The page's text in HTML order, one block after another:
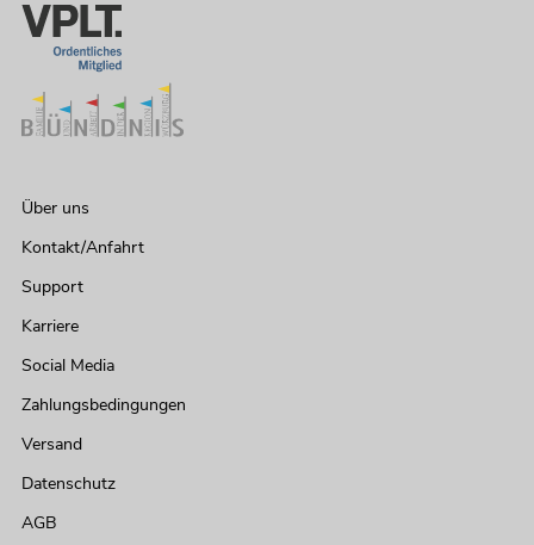
Über uns
Kontakt/Anfahrt
Support
Karriere
Social Media
Zahlungsbedingungen
Versand
Datenschutz
AGB